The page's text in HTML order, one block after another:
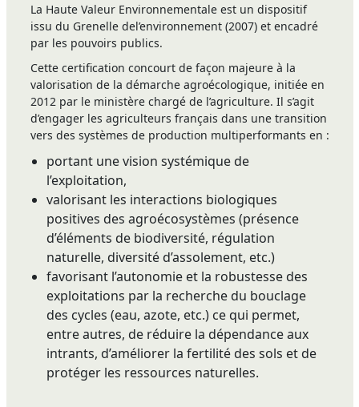
La Haute Valeur Environnementale est un dispositif
issu du Grenelle del’environnement (2007) et encadré
par les pouvoirs publics.
Cette certification concourt de façon majeure à la
valorisation de la démarche agroécologique, initiée en
2012 par le ministère chargé de l’agriculture. Il s’agit
d’engager les agriculteurs français dans une transition
vers des systèmes de production multiperformants en :
portant une vision systémique de
l’exploitation,
valorisant les interactions biologiques
positives des agroécosystèmes (présence
d’éléments de biodiversité, régulation
naturelle, diversité d’assolement, etc.)
favorisant l’autonomie et la robustesse des
exploitations par la recherche du bouclage
des cycles (eau, azote, etc.) ce qui permet,
entre autres, de réduire la dépendance aux
intrants, d’améliorer la fertilité des sols et de
protéger les ressources naturelles.